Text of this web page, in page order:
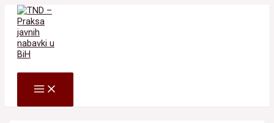
Skip
content
MAIN
MENU